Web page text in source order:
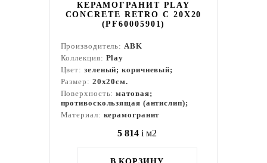
КЕРАМОГРАНИТ PLAY
CONCRETE RETRO C 20X20
(PF60005901)
Производитель:ABK
Коллекция: Play
Цвет: зеленый; коричневый;
Размер: 20x20см.
Поверхность:матовая;
противоскользящая (антислип);
Материал: керамогранит
5 814 i м2